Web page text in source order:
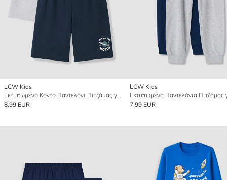
LCW Kids
Εκτυπωμένο Κοντό Παντελόνι Πιτζάμας για αγόρια 2 Τεμάχια
8.99 EUR
LCW Kids
7.99 EUR